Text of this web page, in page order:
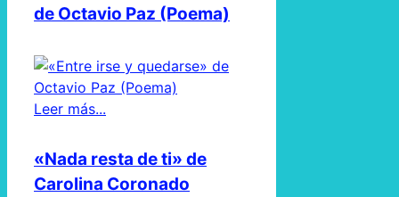
de Octavio Paz (Poema)
Leer más...
«Nada resta de ti» de
Carolina Coronado